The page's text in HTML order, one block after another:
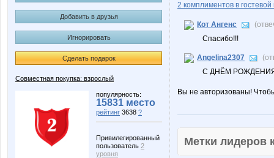
Добавить в друзья
Игнорировать
Сделать подарок
Совместная покупка: взрослый
популярность:
15831 место
рейтинг 3638 ?
Привилегированный
пользователь 2
уровня
2 комплиментов в гостевой
Кот Ангенс
Спасибо!!!
Angelina2307
С ДНЁМ
Вы не авторизованы!
Метки